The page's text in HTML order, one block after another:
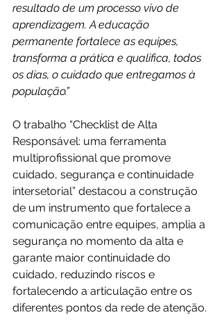
resultado de um processo vivo de
aprendizagem. A educação
permanente fortalece as equipes,
transforma a prática e qualifica, todos
os dias, o cuidado que entregamos à
população.”
O trabalho “Checklist de Alta
Responsável: uma ferramenta
multiprofissional que promove
cuidado, segurança e continuidade
intersetorial” destacou a construção
de um instrumento que fortalece a
comunicação entre equipes, amplia a
segurança no momento da alta e
garante maior continuidade do
cuidado, reduzindo riscos e
fortalecendo a articulação entre os
diferentes pontos da rede de atenção.